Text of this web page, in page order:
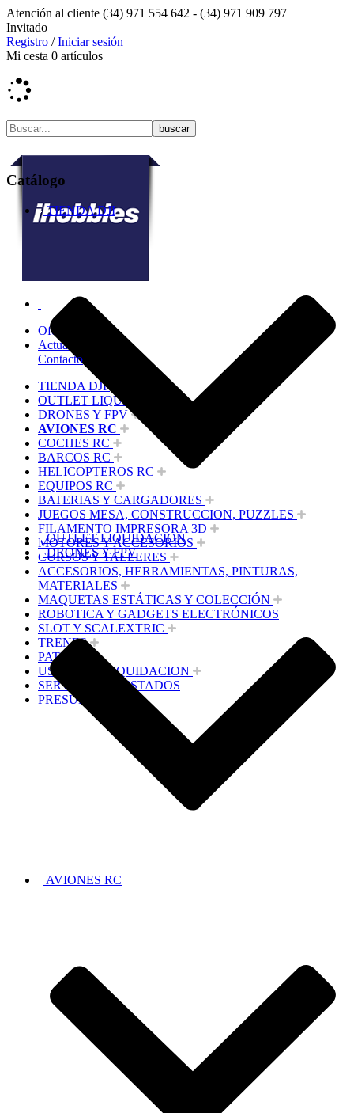
Atención al cliente (34) 971 554 642 - (34) 971 909 797
Invitado
Registro /Iniciar sesión
Mi cesta 0 artículos
Ofertas
Actualidad
Contacto
TIENDA DJI
OUTLET LIQUIDACION
DRONES Y FPV
AVIONES RC
COCHES RC
BARCOS RC
HELICOPTEROS RC
EQUIPOS RC
BATERIAS Y CARGADORES
JUEGOS MESA, CONSTRUCCION, PUZZLES
FILAMENTO IMPRESORA 3D
MOTORES Y ACCESORIOS
CURSOS Y TALLERES
ACCESORIOS, HERRAMIENTAS, PINTURAS,
MATERIALES
MAQUETAS ESTÁTICAS Y COLECCIÓN
ROBOTICA Y GADGETS ELECTRÓNICOS
SLOT Y SCALEXTRIC
TRENES
PATINES
USADOS Y LIQUIDACION
SERVICIOS PRESTADOS
PRESUPUESTOS
Catálogo
TIENDA DJI
OUTLET LIQUIDACION
DRONES Y FPV
AVIONES RC